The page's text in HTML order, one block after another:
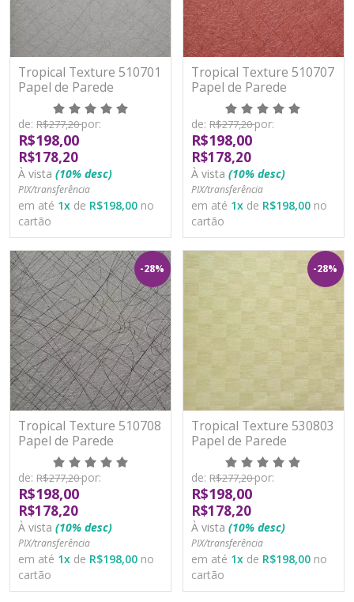
Tropical Texture 510701
Papel de Parede
Moderno Vinílico
Lavável
de: R$277,20por:
R$198,00
R$178,20
À vista (10% desc)
PIX/transferência
em até 1x de R$198,00 no
cartão
Tropical Texture 510707
Papel de Parede
Moderno Vinílico
Lavável
de: R$277,20por:
R$198,00
R$178,20
À vista (10% desc)
PIX/transferência
em até 1x de R$198,00 no
cartão
-28%
Tropical Texture 510708
Papel de Parede
Moderno Vinílico
Lavável
de: R$277,20por:
R$198,00
R$178,20
À vista (10% desc)
PIX/transferência
em até 1x de R$198,00 no
cartão
-28%
Tropical Texture 530803
Papel de Parede
Moderno Vinílico
Lavável
de: R$277,20por:
R$198,00
R$178,20
À vista (10% desc)
PIX/transferência
em até 1x de R$198,00 no
cartão